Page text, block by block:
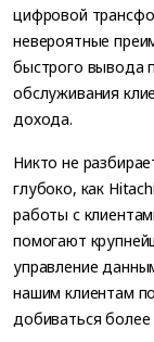
цифровой
невероятные
быстрого вывода
обслуживания
дохода.
Никто не
глубоко, как
работы с
помогают
управление
нашим клиентам
добиваться более